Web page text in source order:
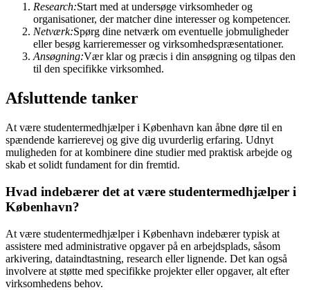
Research:Start med at undersøge virksomheder og
organisationer, der matcher dine interesser og kompetencer.
Netværk:Spørg dine netværk om eventuelle jobmuligheder
eller besøg karrieremesser og virksomhedspræsentationer.
Ansøgning:Vær klar og præcis i din ansøgning og tilpas den
til den specifikke virksomhed.
Afsluttende tanker
At være studentermedhjælper i København kan åbne døre til en
spændende karrierevej og give dig uvurderlig erfaring. Udnyt
muligheden for at kombinere dine studier med praktisk arbejde og
skab et solidt fundament for din fremtid.
Hvad indebærer det at være studentermedhjælper i
København?
At være studentermedhjælper i København indebærer typisk at
assistere med administrative opgaver på en arbejdsplads, såsom
arkivering, dataindtastning, research eller lignende. Det kan også
involvere at støtte med specifikke projekter eller opgaver, alt efter
virksomhedens behov.